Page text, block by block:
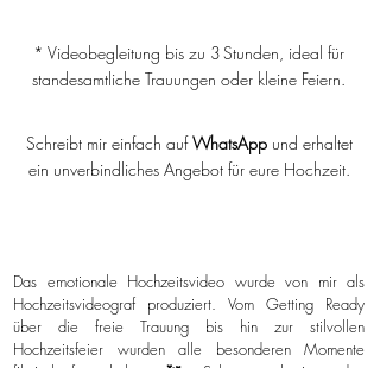
* Videobegleitung bis zu 3 Stunden, ideal für
standesamtliche Trauungen oder kleine Feiern.
Schreibt mir einfach aufWhatsAppund erhaltet
ein unverbindliches Angebot für eure Hochzeit.
Das emotionale Hochzeitsvideo wurde von mir als
Hochzeitsvideograf produziert. Vom Getting Ready
über die freie Trauung bis hin zur stilvollen
Hochzeitsfeier wurden alle besonderen Momente